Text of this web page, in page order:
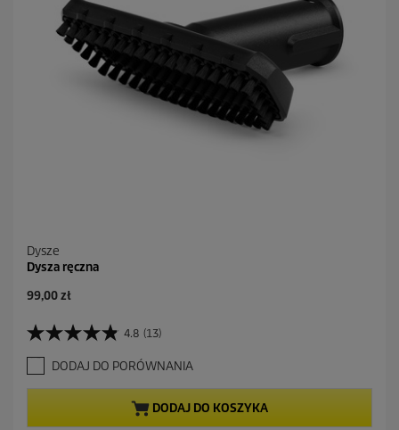
Dysze
Dysza ręczna
A
t
u
a
l
n
c
99,00 zł
4.8 (13)
4
.
8
n
DODAJ DO PORÓWNANIA
DODAJ DO KOSZYKA